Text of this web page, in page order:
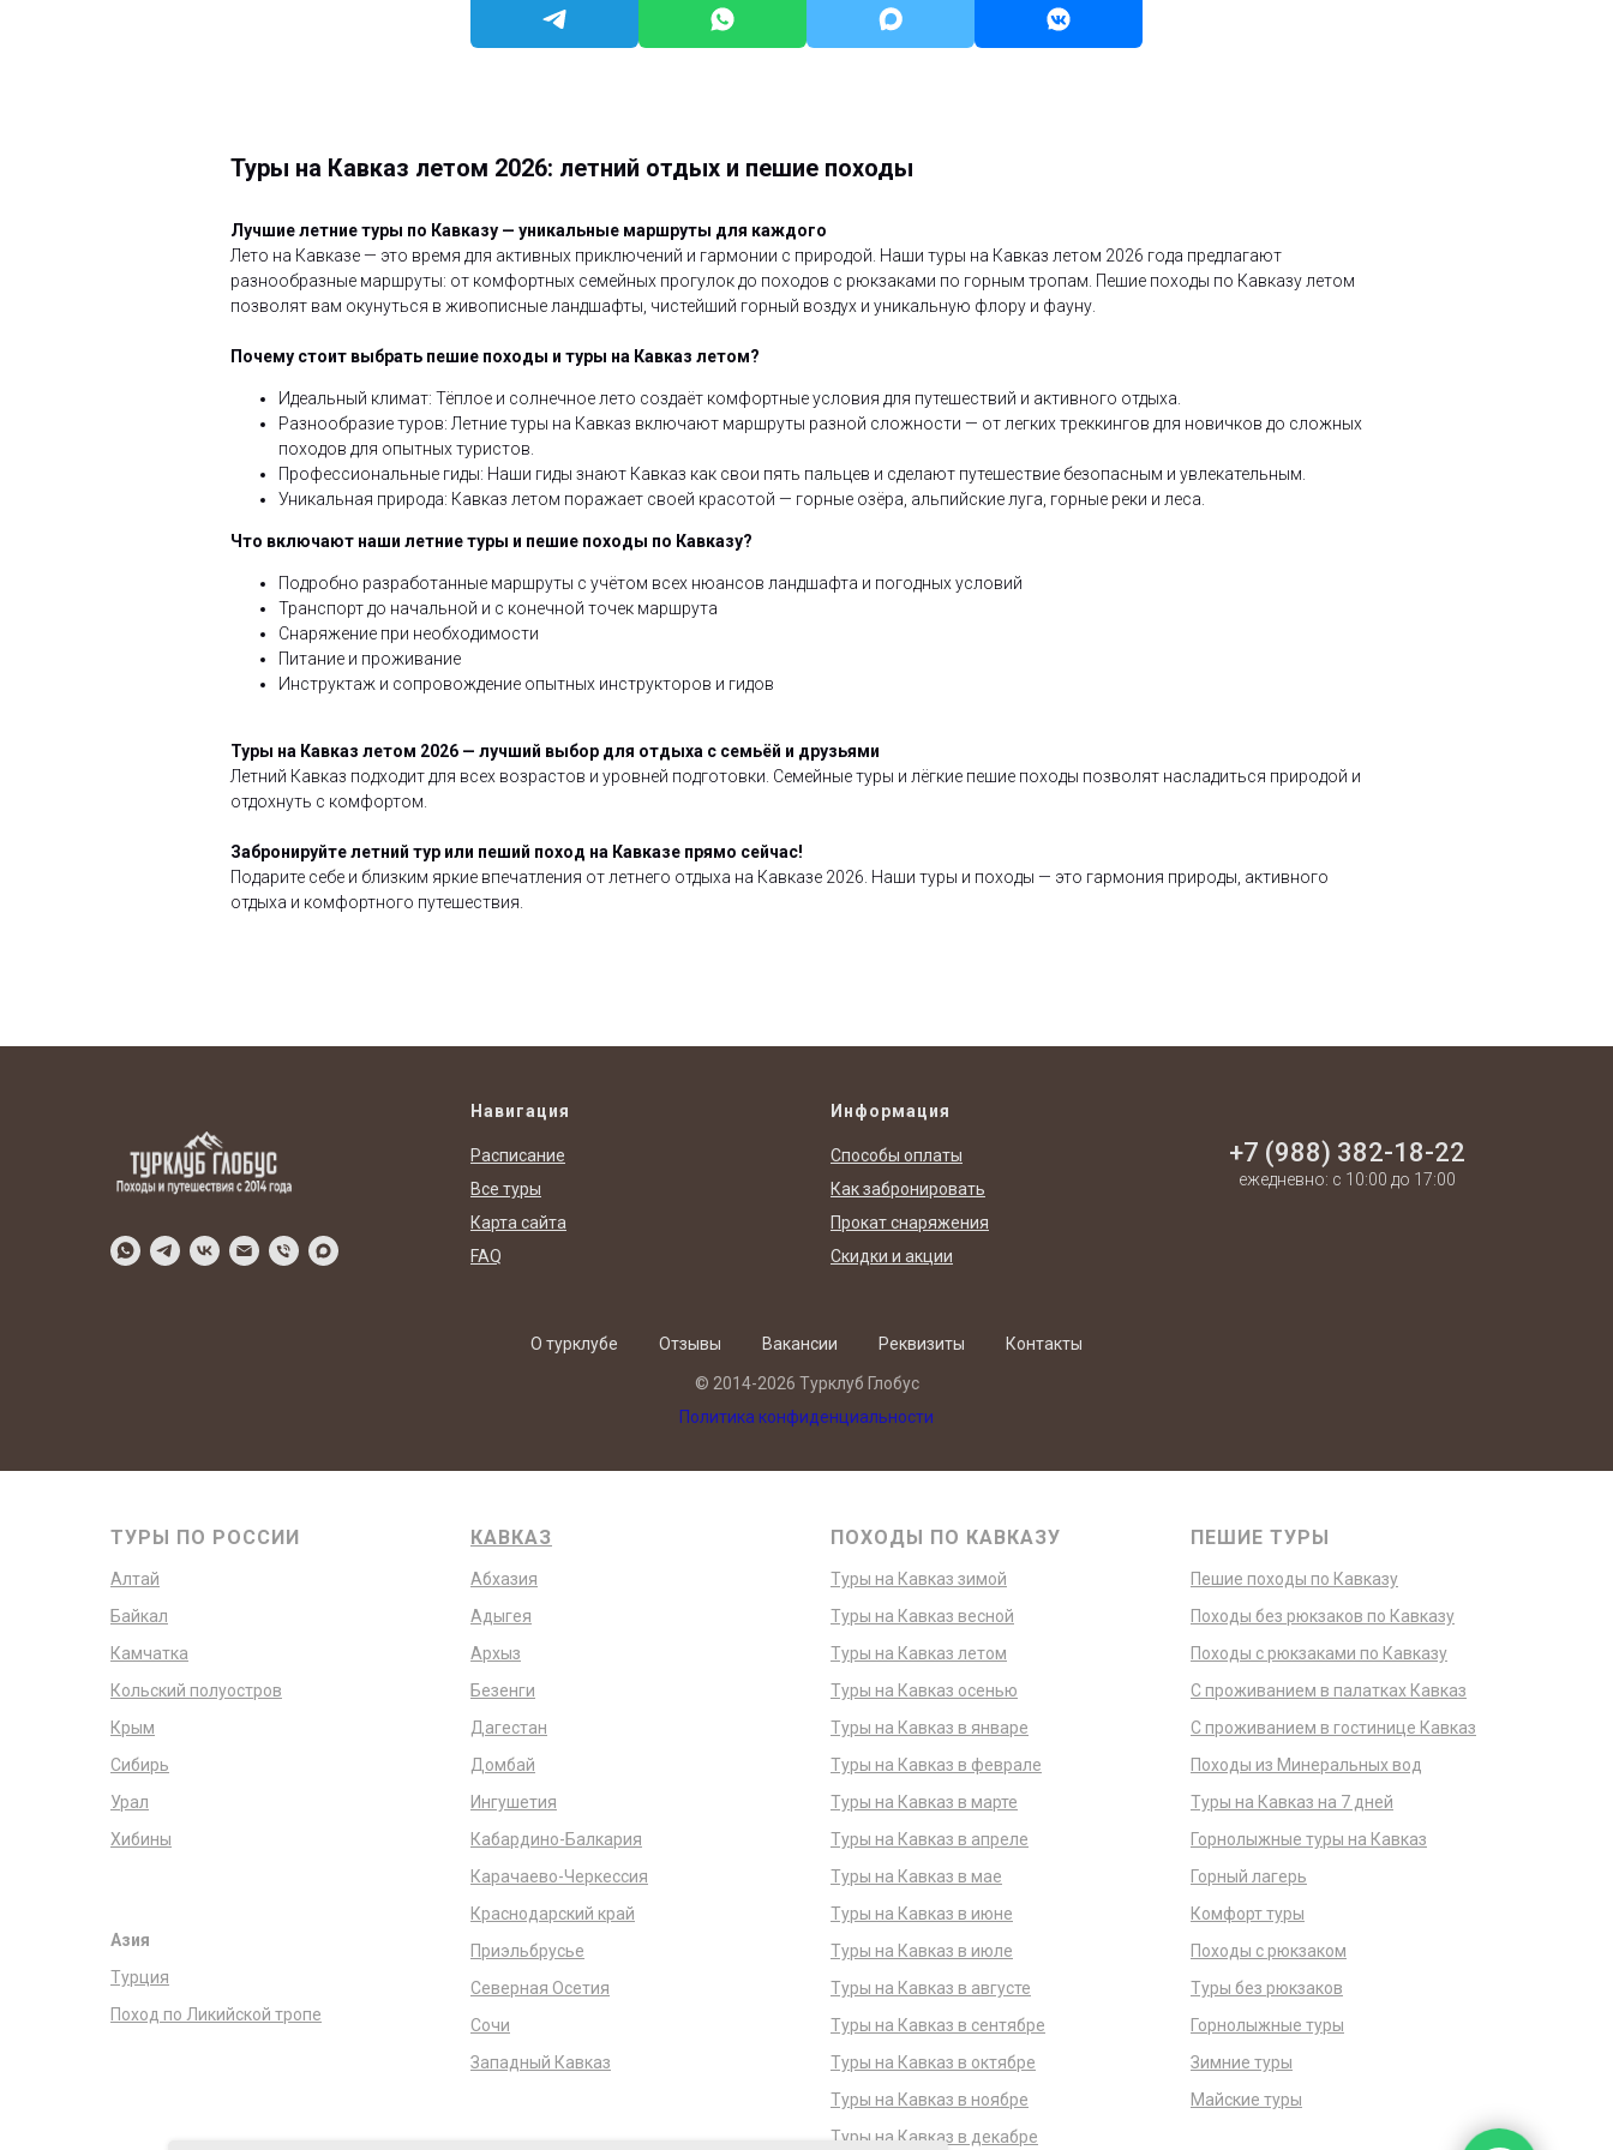
Туры на Кавказ летом 2026: летний отдых и пешие походы
Лучшие летние туры по Кавказу — уникальные маршруты для каждого
Лето на Кавказе — это время для активных приключений и гармонии с природой. Наши туры на Кавказ летом 2026 года предлагают
разнообразные маршруты: от комфортных семейных прогулок до походов с рюкзаками по горным тропам. Пешие походы по Кавказу летом
позволят вам окунуться в живописные ландшафты, чистейший горный воздух и уникальную флору и фауну.
Почему стоит выбрать пешие походы и туры на Кавказ летом?
Идеальный климат: Тёплое и солнечное лето создаёт комфортные условия для путешествий и активного отдыха.
Разнообразие туров: Летние туры на Кавказ включают маршруты разной сложности — от легких треккингов для новичков до сложных
походов для опытных туристов.
Профессиональные гиды: Наши гиды знают Кавказ как свои пять пальцев и сделают путешествие безопасным и увлекательным.
Уникальная природа: Кавказ летом поражает своей красотой — горные озёра, альпийские луга, горные реки и леса.
Что включают наши летние туры и пешие походы по Кавказу?
Подробно разработанные маршруты с учётом всех нюансов ландшафта и погодных условий
Транспорт до начальной и с конечной точек маршрута
Снаряжение при необходимости
Питание и проживание
Инструктаж и сопровождение опытных инструкторов и гидов
Туры на Кавказ летом 2026 — лучший выбор для отдыха с семьёй и друзьями
Летний Кавказ подходит для всех возрастов и уровней подготовки. Семейные туры и лёгкие пешие походы позволят насладиться природой и
отдохнуть с комфортом.
Забронируйте летний тур или пеший поход на Кавказе прямо сейчас!
Подарите себе и близким яркие впечатления от летнего отдыха на Кавказе 2026. Наши туры и походы — это гармония природы, активного
отдыха и комфортного путешествия.
Навигация
Расписание
Все туры
Карта сайта
FAQ
Информация
Способы оплаты
Как забронировать
Прокат снаряжения
Скидки и акции
+7 (988) 382-18-22
ежедневно: с 10:00 до 17:00
О турклубе Отзывы Вакансии Реквизиты Контакты
© 2014-2026 Турклуб Глобус
Политика конфиденциальности
ТУРЫ ПО РОССИИ
Алтай
Байкал
Камчатка
Кольский полуостров
Крым
Сибирь
Урал
Хибины
Азия
Турция
Поход по Ликийской тропе
КАВКАЗ
Абхазия
Адыгея
Архыз
Безенги
Дагестан
Домбай
Ингушетия
Кабардино-Балкария
Карачаево-Черкессия
Краснодарский край
Приэльбрусье
Северная Осетия
Сочи
Западный Кавказ
ПОХОДЫ ПО КАВКАЗУ
Туры на Кавказ зимой
Туры на Кавказ весной
Туры на Кавказ летом
Туры на Кавказ осенью
Туры на Кавказ в январе
Туры на Кавказ в феврале
Туры на Кавказ в марте
Туры на Кавказ в апреле
Туры на Кавказ в мае
Туры на Кавказ в июне
Туры на Кавказ в июле
Туры на Кавказ в августе
Туры на Кавказ в сентябре
Туры на Кавказ в октябре
Туры на Кавказ в ноябре
Туры на Кавказ в декабре
ПЕШИЕ ТУРЫ
Пешие походы по Кавказу
Походы без рюкзаков по Кавказу
Походы с рюкзаками по Кавказу
С проживанием в палатках Кавказ
С проживанием в гостинице Кавказ
Походы из Минеральных вод
Туры на Кавказ на 7 дней
Горнолыжные туры на Кавказ
Горный лагерь
Комфорт туры
Походы с рюкзаком
Туры без рюкзаков
Горнолыжные туры
Зимние туры
Майские туры